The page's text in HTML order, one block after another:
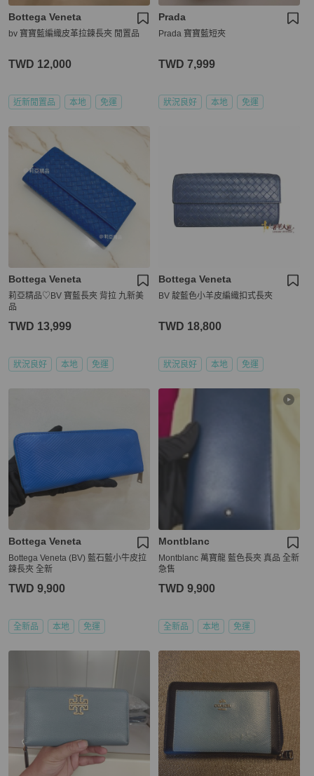
Bottega Veneta
bv 寶寶藍編織皮革拉鍊長夾 閒置品
TWD 12,000
近新閒置品 本地 免運
Prada
Prada 寶寶藍短夾
TWD 7,999
狀況良好 本地 免運
Bottega Veneta
莉亞精品♡BV 寶藍長夾 背拉 九新美
品
TWD 13,999
狀況良好 本地 免運
Bottega Veneta
BV 靛藍色小羊皮編織扣式長夾
TWD 18,800
狀況良好 本地 免運
Bottega Veneta
Bottega Veneta (BV) 藍石藍小牛皮拉
鍊長夾 全新
TWD 9,900
全新品 本地 免運
Montblanc
Montblanc 萬寶龍 藍色長夾 真品 全新
急售
TWD 9,900
全新品 本地 免運